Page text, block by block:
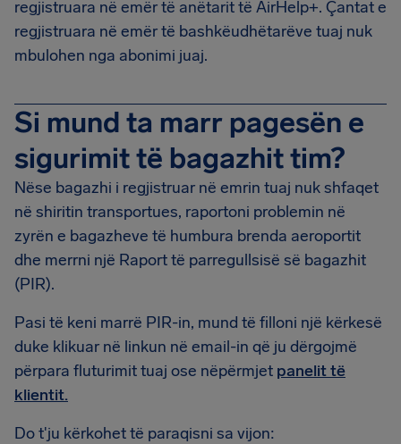
regjistruara në emër të anëtarit të AirHelp+. Çantat e
regjistruara në emër të bashkëudhëtarëve tuaj nuk
mbulohen nga abonimi juaj.
Si mund ta marr pagesën e
sigurimit të bagazhit tim?
Nëse bagazhi i regjistruar në emrin tuaj nuk shfaqet
në shiritin transportues, raportoni problemin në
zyrën e bagazheve të humbura brenda aeroportit
dhe merrni një Raport të parregullsisë së bagazhit
(PIR).
Pasi të keni marrë PIR-in, mund të filloni një kërkesë
duke klikuar në linkun në email-in që ju dërgojmë
përpara fluturimit tuaj ose nëpërmjet panelit të
klientit.
Do t'ju kërkohet të paraqisni sa vijon: